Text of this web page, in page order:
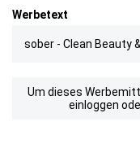
Werbetext
sober - Clean Beauty
Um dieses
einloggen